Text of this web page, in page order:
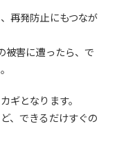
再発防止にもつなが
被害に遭ったら、で
ギとなります。
、できるだけすぐの